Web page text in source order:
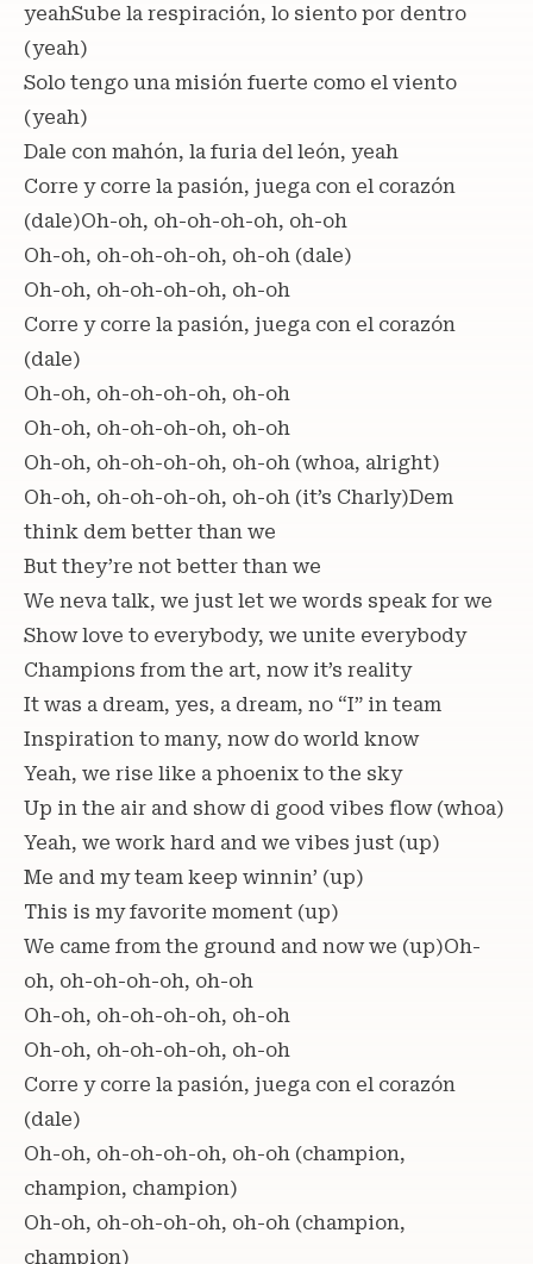
yeahSube la respiración, lo siento por dentro
(yeah)
Solo tengo una misión fuerte como el viento
(yeah)
Dale con mahón, la furia del león, yeah
Corre y corre la pasión, juega con el corazón
(dale)Oh-oh, oh-oh-oh-oh, oh-oh
Oh-oh, oh-oh-oh-oh, oh-oh (dale)
Oh-oh, oh-oh-oh-oh, oh-oh
Corre y corre la pasión, juega con el corazón
(dale)
Oh-oh, oh-oh-oh-oh, oh-oh
Oh-oh, oh-oh-oh-oh, oh-oh
Oh-oh, oh-oh-oh-oh, oh-oh (whoa, alright)
Oh-oh, oh-oh-oh-oh, oh-oh (it’s Charly)Dem
think dem better than we
But they’re not better than we
We neva talk, we just let we words speak for we
Show love to everybody, we unite everybody
Champions from the art, now it’s reality
It was a dream, yes, a dream, no “I” in team
Inspiration to many, now do world know
Yeah, we rise like a phoenix to the sky
Up in the air and show di good vibes flow (whoa)
Yeah, we work hard and we vibes just (up)
Me and my team keep winnin’ (up)
This is my favorite moment (up)
We came from the ground and now we (up)Oh-
oh, oh-oh-oh-oh, oh-oh
Oh-oh, oh-oh-oh-oh, oh-oh
Oh-oh, oh-oh-oh-oh, oh-oh
Corre y corre la pasión, juega con el corazón
(dale)
Oh-oh, oh-oh-oh-oh, oh-oh (champion,
champion, champion)
Oh-oh, oh-oh-oh-oh, oh-oh (champion,
champion)